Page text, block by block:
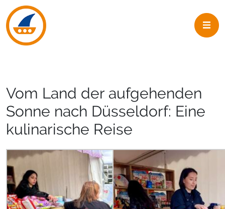
Skip to navigation
Skip to main content
Vom Land der aufgehenden
Sonne nach Düsseldorf: Eine
kulinarische Reise